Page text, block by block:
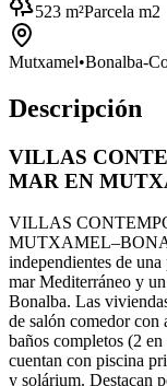
523 m²Parcela m2
Mutxamel•Bonalba-
Descripción
VILLAS
MAR EN
VILLAS
independientes de
mar Mediterráneo y
Bonalba. Las
de salón comedor con
baños completos (2
cuentan con piscina
y solárium. Destacan